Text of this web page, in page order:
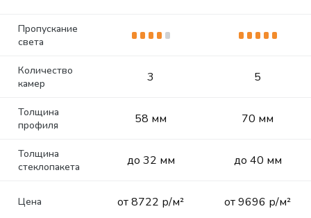
Пропускание
света
Количество
камер
Толщина
профиля
Толщина
стеклопакета
Цена
3
58 мм
до 32 мм
от 8722 р/м²
5
70 мм
до 40 мм
от 9696 р/м²